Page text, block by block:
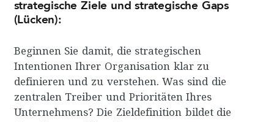
strategische Ziele und strategische Gaps
(Lücken):
Beginnen Sie damit, die strategischen
Intentionen Ihrer Organisation klar zu
definieren und zu verstehen. Was sind die
zentralen Treiber und Prioritäten Ihres
Unternehmens? Die Zieldefinition bildet die